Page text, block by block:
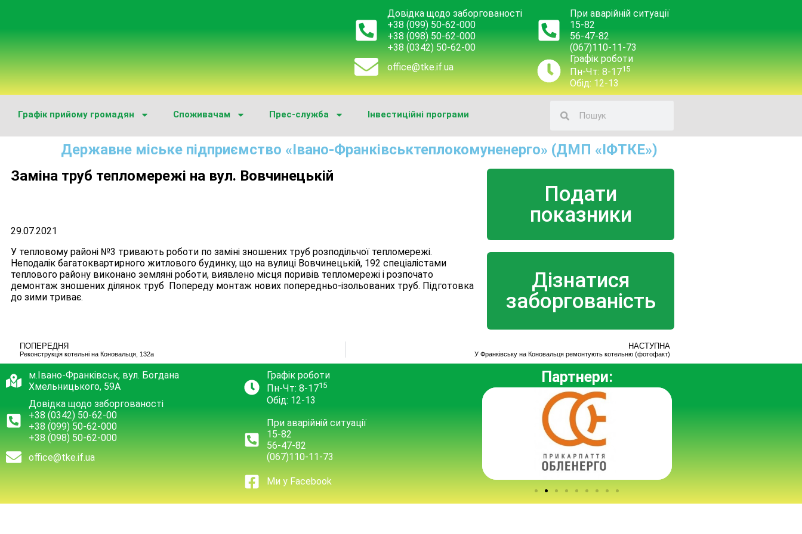
Довідка щодо заборгованості
+38 (099) 50-62-000
+38 (098) 50-62-000
+38 (0342) 50-62-00
office@tke.if.ua
При аварійній ситуації
15-82
56-47-82
(067)110-11-73
Графік роботи
Пн-Чт: 8-1715
Обід: 12-13
Графік прийому громадян Споживачам Прес-служба Інвестиційні програми
Державне міське підприємство «Івано-Франківськтеплокомуненерго» (ДМП «ІФТКЕ»)
Заміна труб тепломережі на вул. Вовчинецькій
29.07.2021
У тепловому районі №3 тривають роботи по заміні зношених труб розподільчої тепломережі.
Неподалік багатоквартирного житлового будинку, що на вулиці Вовчинецькій, 192 спеціалістами
теплового району виконано земляні роботи, виявлено місця поривів тепломережі і розпочато
демонтаж зношених ділянок труб Попереду монтаж нових попередньо-ізольованих труб. Підготовка
до зими триває.
Подати
показники
Дізнатися
заборгованість
ПОПЕРЕДНЯ
Реконструкція котельні на Коновальця, 132а
НАСТУПНА
У Франківську на Коновальця ремонтують котельню (фотофакт)
м.Івано-Франківськ, вул. Богдана
Хмельницького, 59А
Довідка щодо заборгованості
+38 (0342) 50-62-00
+38 (099) 50-62-000
+38 (098) 50-62-000
office@tke.if.ua
Графік роботи
Пн-Чт: 8-1715
Обід: 12-13
При аварійній ситуації
15-82
56-47-82
(067)110-11-73
Ми у Facebook
Партнери: